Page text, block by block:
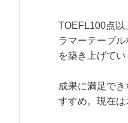
TOEFL100点以
ラマーテーブ
を築き上げて
成果に満足で
すすめ。現在は